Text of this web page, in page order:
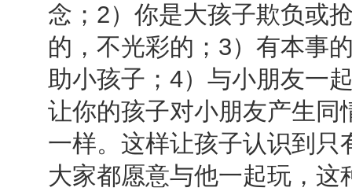
念；2）你是大孩子欺负或
的，不光彩的；3）有本事
助小孩子；4）与小朋友一
让你的孩子对小朋友产生
一样。这样让孩子认识到
大家都愿意与他一起玩，